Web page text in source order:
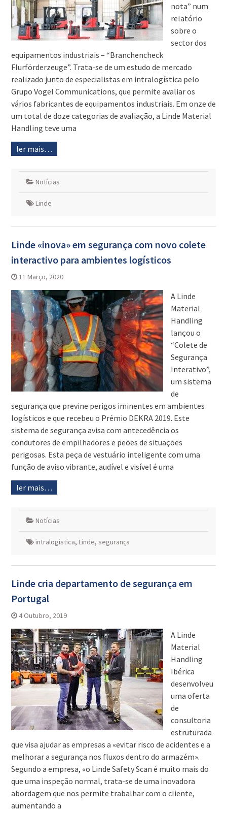
nota” num
relatório
sobre o
sector dos
equipamentos industriais – “Branchencheck
Flurförderzeuge”. Trata-se de um estudo de mercado
realizado junto de especialistas em intralogística pelo
Grupo Vogel Communications, que permite avaliar os
vários fabricantes de equipamentos industriais. Em onze de
um total de doze categorias de avaliação, a Linde Material
Handling teve uma
ler mais…
Notícias
Linde
Linde «inova» em segurança com novo colete
interactivo para ambientes logísticos
11 Março, 2020
A Linde
Material
Handling
lançou o
“Colete de
Segurança
Interativo”,
um sistema
de
segurança que previne perigos iminentes em ambientes
logísticos e que recebeu o Prémio DEKRA 2019. Este
sistema de segurança avisa com antecedência os
condutores de empilhadores e peões de situações
perigosas. Esta peça de vestuário inteligente com uma
função de aviso vibrante, audível e visível é uma
ler mais…
Notícias
intralogistica, Linde, segurança
Linde cria departamento de segurança em
Portugal
4 Outubro, 2019
A Linde
Material
Handling
Ibérica
desenvolveu
uma oferta
de
consultoria
estruturada
que visa ajudar as empresas a «evitar risco de acidentes e a
melhorar a segurança nos fluxos dentro do armazém».
Segundo a empresa, «o Linde Safety Scan é muito mais do
que uma inspeção normal, trata-se de uma inovadora
abordagem que nos permite trabalhar com o cliente,
aumentando a